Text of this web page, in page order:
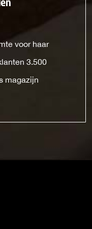
voor haar
3.500
magazijn